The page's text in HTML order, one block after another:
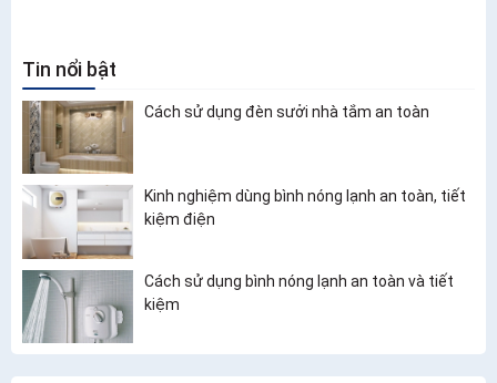
Tin nổi bật
Cách sử dụng đèn sưởi nhà tắm an toàn
Kinh nghiệm dùng bình nóng lạnh an toàn, tiết
kiệm điện
Cách sử dụng bình nóng lạnh an toàn và tiết
kiệm